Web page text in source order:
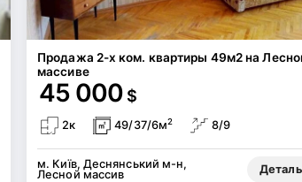
Продажа 2-х ком. квартиры 49м2 на
массиве
45 000 $
2к 49/37/6м2 8/9
м. Київ, Деснянський м-н,
Лесной массив